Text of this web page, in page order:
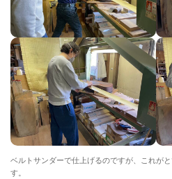
ベルトサンダーで仕上げるのですが、これが
す。